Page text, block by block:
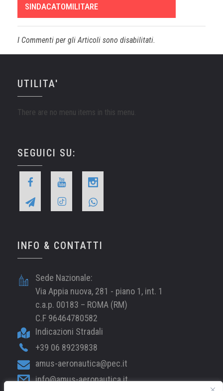
SINDACATOMILITARE
I Commenti per gli Articoli sono disabilitati.
UTILITA'
There are no menu items in this menu.
SEGUICI SU:
INFO & CONTATTI
Sede Nazionale:
Via Appia nuova, 281 - piano 1, int. 1
c.a.p. 00183 – ROMA (RM)
C.F 96464780582
Indicazioni Stradali
+39 06 89239838
amus-aeronautica@pec.it
info@amus-aeronautica.it